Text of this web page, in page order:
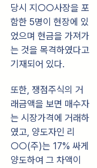
당시 지○○사장을 포
함한 5명이 현장에 있
었으며 현금을 가져가
는 것을 목격하였다고
기재되어 있다.
또한, 쟁점주식의 거
래금액을 보면 매수자
는 시장가격에 거래하
였고, 양도자인 리
○○(주)는 17% 싸게
양도하여 그 차액이